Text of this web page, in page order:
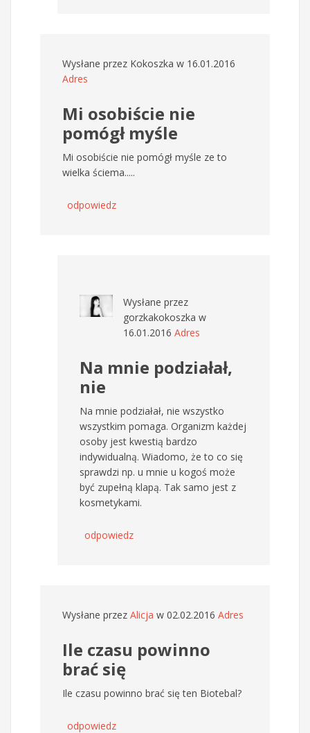
Wysłane przez Kokoszka w 16.01.2016
Adres
Mi osobiście nie
pomógł myśle
Mi osobiście nie pomógł myśle ze to
wielka ściema.....
odpowiedz
Wysłane przez
gorzkakokoszka w
16.01.2016 Adres
Na mnie podziałał,
nie
Na mnie podziałał, nie wszystko
wszystkim pomaga. Organizm każdej
osoby jest kwestią bardzo
indywidualną. Wiadomo, że to co się
sprawdzi np. u mnie u kogoś może
być zupełną klapą. Tak samo jest z
kosmetykami.
odpowiedz
Wysłane przez Alicja w 02.02.2016 Adres
Ile czasu powinno
brać się
Ile czasu powinno brać się ten Biotebal?
odpowiedz